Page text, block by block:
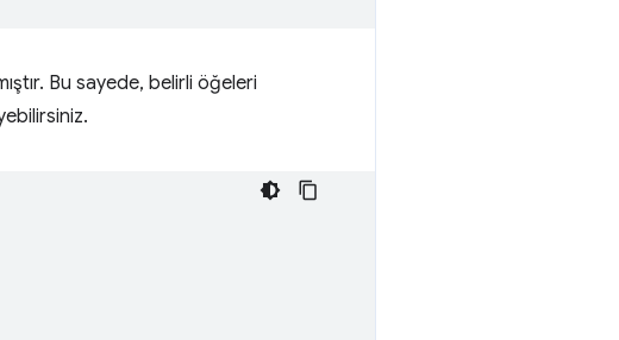
Bu sayede, belirli öğeleri